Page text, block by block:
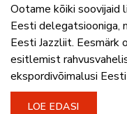
Ootame kõiki soovijaid
Eesti delegatsiooniga,
Eesti Jazzliit. Eesmärk
esitlemist
ekspordivõimalusi Eesti
LOE EDASI